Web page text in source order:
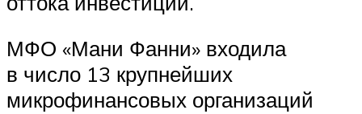
МФО «Мани Фанни» входила
в число 13 крупнейших
микрофинансовых организаций